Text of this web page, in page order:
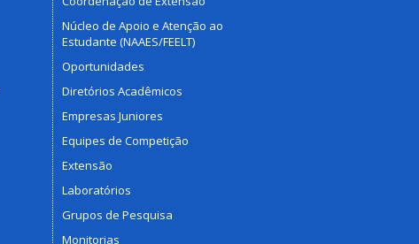
Núcleo de Apoio e Atenção ao
Estudante (NAAES/FEELT)
Oportunidades
Diretórios Acadêmicos
Empresas Juniores
Equipes de Competição
Extensão
Laboratórios
Grupos de Pesquisa
Monitorias